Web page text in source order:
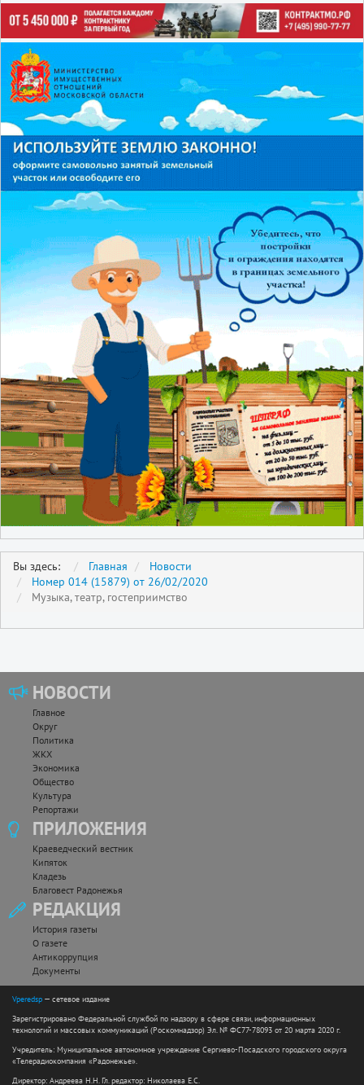
Вы здесь: Главная
Новости
Номер 014 (15879) от 26/02/2020
Музыка, театр, гостеприимство
НОВОСТИ
Главное
Округ
Политика
ЖКХ
Экономика
Общество
Культура
Репортажи
ПРИЛОЖЕНИЯ
Краеведческий вестник
Кипяток
Кладезь
Благовест Радонежья
РЕДАКЦИЯ
История газеты
О газете
Антикоррупция
Документы
Vperedsp — сетевое издание
Зарегистрировано Федеральной службой по надзору в сфере связи, информационных
технологий и массовых коммуникаций (Роскомнадзор) Эл. № ФС77-78093 от 20 марта 2020 г.
Учредитель: Муниципальное автономное учреждение Сергиево-Посадского городского округа
«Телерадиокомпания «Радонежье».
Директор: Андреева Н.Н. Гл. редактор: Николаева Е.С.